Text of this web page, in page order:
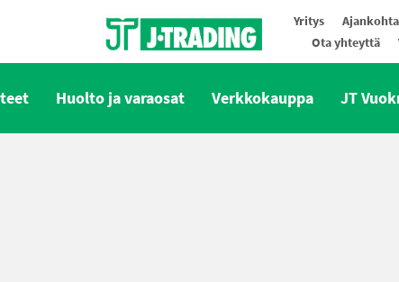
Yritys
Ota yhteyttä
Huolto ja varaosat Verkkokauppa JT